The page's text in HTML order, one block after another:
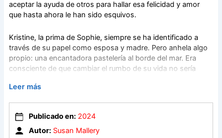
aceptar la ayuda de otros para hallar esa felicidad y amor
que hasta ahora le han sido esquivos.
Kristine, la prima de Sophie, siempre se ha identificado a
través de su papel como esposa y madre. Pero anhela algo
propio: una encantadora pastelería al borde del mar. Era
consciente de que cambiar el rumbo de su vida no sería
forzada a elegir entre su matrimonio y la realización de sus
Contada con el humor y el encanto característicos de Susan
Mallery, Abre tu corazón es una narración emotiva sobre el
Leer más
Publicado en: 2024
Autor: Susan Mallery